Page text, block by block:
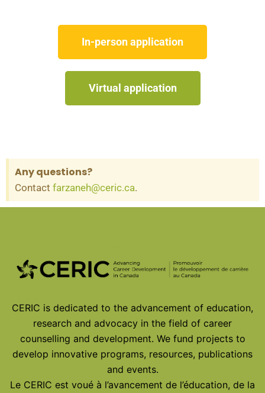
In-person application
Virtual application
Any questions?
Contact farzaneh@ceric.ca.
CERIC is dedicated to the advancement of education,
research and advocacy in the field of career
counselling and development. We fund projects to
develop innovative programs, resources, publications
and events.
Le CERIC est voué à l’avancement de l’éducation, de la